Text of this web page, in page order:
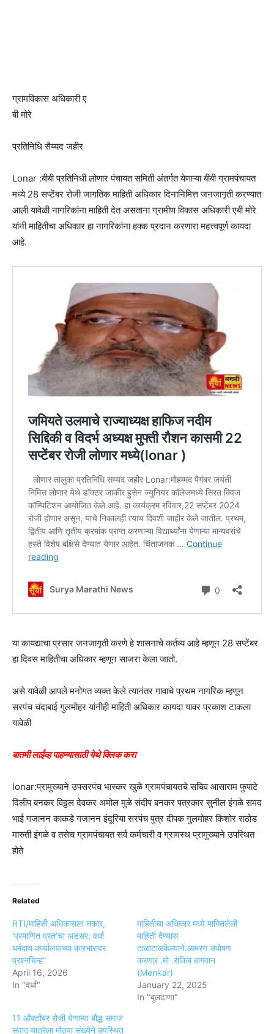
ग्रामविकास अधिकारी ए
बी मोरे
प्रतिनिधि सैय्यद जहीर
Lonar :बीबी प्रतिनिधी लोणार पंचायत समिती अंतर्गत येणाऱ्या बीबी ग्रामपंचायत
मध्ये 28 सप्टेंबर रोजी जागतिक माहिती अधिकार दिनानिमित्त जनजागृती करण्यात
आली यावेळी नागरिकांना माहिती देत असताना ग्रामीण विकास अधिकारी एबी मोरे
यांनी माहितीचा अधिकार हा नागरिकांना हक्क प्रदान करणारा महत्त्वपूर्ण कायदा
आहे.
या कायद्याचा प्रसार जनजागृती करणे हे शासनाचे कर्तव्य आहे म्हणून 28 सप्टेंबर
हा दिवस माहितीचा अधिकार म्हणून साजरा केला जातो.
असे यावेळी आपले मनोगत व्यक्त केले त्यानंतर गावाचे प्रथम नागरिक म्हणून
सरपंच चंदाबाई गुलमोहर यांनीही माहिती अधिकार कायदा यावर प्रकाश टाकला
यावेळी
बातमी लाईव्ह पाहण्यासाठी येथे क्लिक करा
lonar:प्रामुख्याने उपसरपंच भास्कर खुळे ग्रामपंचायतचे सचिव आसाराम फुपाटे
दिलीप बनकर विठ्ठल देवकर अमोल मुळे संदीप बनकर पत्रकार सुनील इंगळे समद
भाई गजानन काकडे गजानन इंदूरिया सरपंच पुत्र दीपक गुलमोहर किशोर राठोड
मारुती इंगळे व तसेच ग्रामपंचायत सर्व कर्मचारी व ग्रामस्थ प्रामुख्याने उपस्थित
होते
Related
RTI/माहिती अधिकाराला नकार,
‘प्रमाणित प्रत’चा अडसर; वर्धा
धर्मदाय कार्यालयाच्या कारभारावर
प्रश्नचिन्ह”
April 16, 2026
In "वर्धा"
माहितीचा अधिकार मध्ये मागितलेली
माहिती देण्यास
टाळाटाळकेल्याने.आमरण उपोषण
करणार .मो .राकिब बागवान
(Menkar)
January 22, 2025
In "बुलढाणा"
11 ऑक्टोंबर रोजी येणाऱ्या बौद्ध समाज
संवाद यात्रेला मोठ्या संख्येने उपस्थित